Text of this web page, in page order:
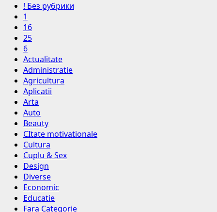
! Без рубрики
1
16
25
6
Actualitate
Administratie
Agricultura
Aplicatii
Arta
Auto
Beauty
CItate motivationale
Cultura
Cuplu & Sex
Design
Diverse
Economic
Educatie
Fara Categorie